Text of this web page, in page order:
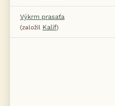
Výkrm prasaťa
(založil Kalif)